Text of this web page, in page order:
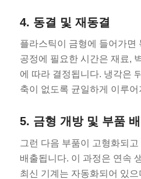
4. 동결 및 재동결
플라스틱이 금형에 들어가면
공정에 필요한 시간은 재료,
에 따라 결정됩니다. 냉각은
축이 없도록 균일하게 이루어
5. 금형 개방 및 부품
그런 다음 부품이 고형화되고
배출됩니다. 이 과정은 연속
최신 기계는 자동화되어 있